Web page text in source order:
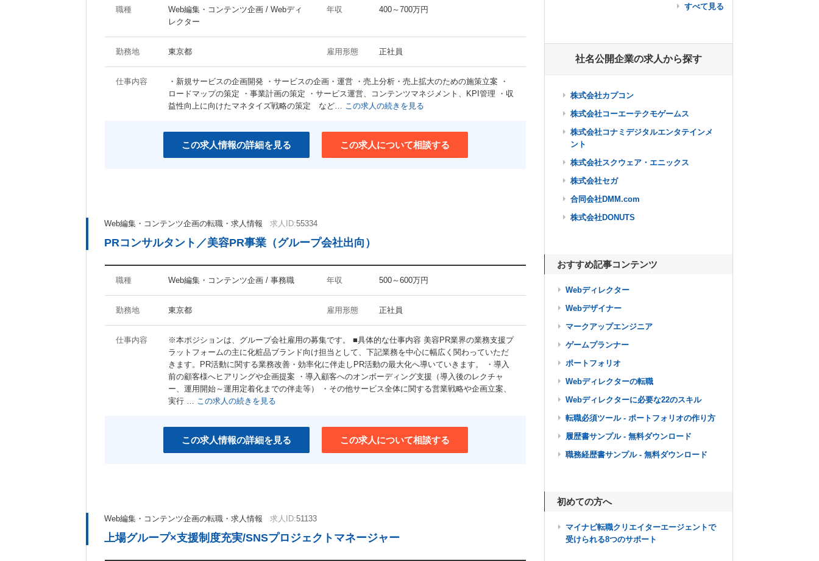
職種
Web編集・コンテンツ企画 / Webディ
レクター
年収 400～700万円
勤務地 東京都 雇用形態 正社員
仕事内容
・新規サービスの企画開発 ・サービスの企画・運営 ・売上分析・売上拡大のための施策立案 ・
ロードマップの策定 ・事業計画の策定 ・サービス運営、コンテンツマネジメント、KPI管理 ・収
益性向上に向けたマネタイズ戦略の策定 など… この求人の続きを見る
この求人情報の詳細を見る この求人について相談する
Web編集・コンテンツ企画の転職・求人情報 求人ID:55334
PRコンサルタント／美容PR事業（グループ会社出向）
職種 Web編集・コンテンツ企画 / 事務職 年収 500～600万円
勤務地 東京都 雇用形態 正社員
仕事内容
※本ポジションは、グループ会社雇用の募集です。 ■具体的な仕事内容 美容PR業界の業務支援プ
ラットフォームの主に化粧品ブランド向け担当として、下記業務を中心に幅広く関わっていただ
きます。PR活動に関する業務改善・効率化に伴走しPR活動の最大化へ導いていきます。 ・導入
前の顧客様へヒアリングや企画提案 ・導入顧客へのオンボーディング支援（導入後のレクチャ
ー、運用開始～運用定着化までの伴走等） ・その他サービス全体に関する営業戦略や企画立案、
実行 … この求人の続きを見る
この求人情報の詳細を見る この求人について相談する
Web編集・コンテンツ企画の転職・求人情報 求人ID:51133
上場グループ×支援制度充実/SNSプロジェクトマネージャー
すべて見る
社名公開企業の求人から探す
株式会社カプコン
株式会社コーエーテクモゲームス
株式会社コナミデジタルエンタテインメ
ント
株式会社スクウェア・エニックス
株式会社セガ
合同会社DMM.com
株式会社DONUTS
おすすめ記事コンテンツ
Webディレクター
Webデザイナー
マークアップエンジニア
ゲームプランナー
ポートフォリオ
Webディレクターの転職
Webディレクターに必要な22のスキル
転職必須ツール - ポートフォリオの作り方
履歴書サンプル - 無料ダウンロード
職務経歴書サンプル - 無料ダウンロード
初めての方へ
マイナビ転職クリエイターエージェントで
受けられる8つのサポート